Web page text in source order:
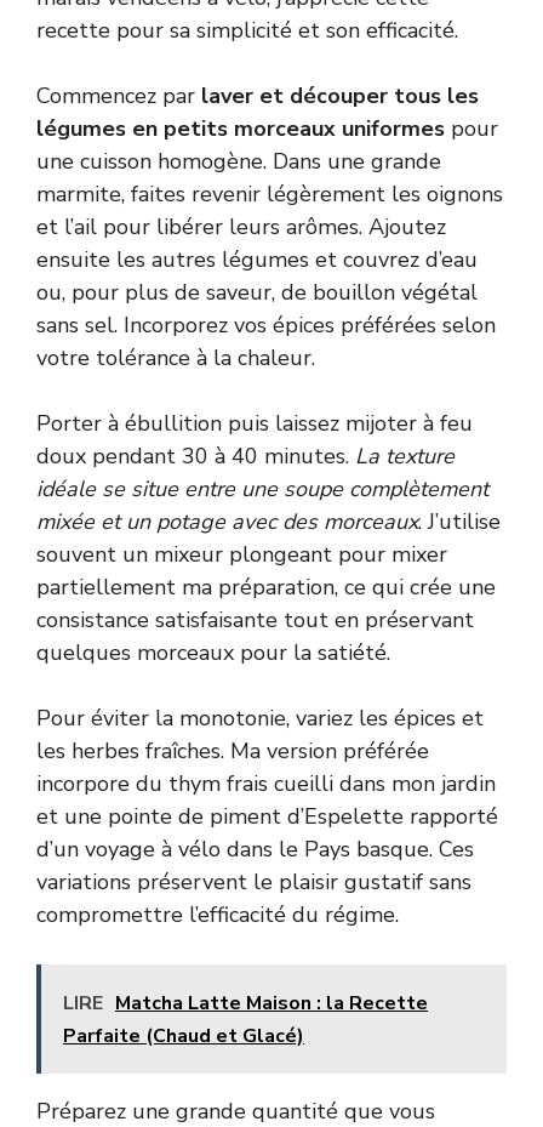
recette pour sa simplicité et son efficacité.
Commencez par laver et découper tous les
légumes en petits morceaux uniformes pour
une cuisson homogène. Dans une grande
marmite, faites revenir légèrement les oignons
et l’ail pour libérer leurs arômes. Ajoutez
ensuite les autres légumes et couvrez d’eau
ou, pour plus de saveur, de bouillon végétal
sans sel. Incorporez vos épices préférées selon
votre tolérance à la chaleur.
Porter à ébullition puis laissez mijoter à feu
doux pendant 30 à 40 minutes. La texture
idéale se situe entre une soupe complètement
mixée et un potage avec des morceaux. J’utilise
souvent un mixeur plongeant pour mixer
partiellement ma préparation, ce qui crée une
consistance satisfaisante tout en préservant
quelques morceaux pour la satiété.
Pour éviter la monotonie, variez les épices et
les herbes fraîches. Ma version préférée
incorpore du thym frais cueilli dans mon jardin
et une pointe de piment d’Espelette rapporté
d’un voyage à vélo dans le Pays basque. Ces
variations préservent le plaisir gustatif sans
compromettre l’efficacité du régime.
LIRE Matcha Latte Maison : la Recette
Parfaite (Chaud et Glacé)
Préparez une grande quantité que vous